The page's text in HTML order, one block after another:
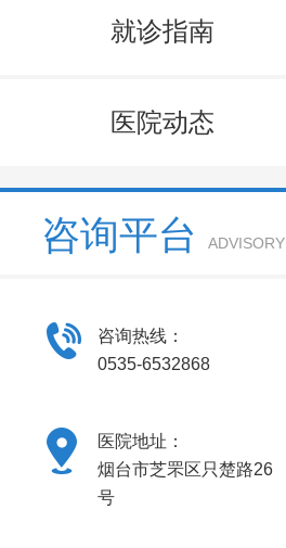
就诊指南
医院动态
咨询平台 ADVISORY
咨询热线：
0535-6532868
医院地址：
烟台市芝罘区只楚路26
号